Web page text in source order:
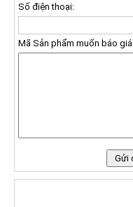
Số điện thoại:
Mã Sản phẩm muốn báo giá